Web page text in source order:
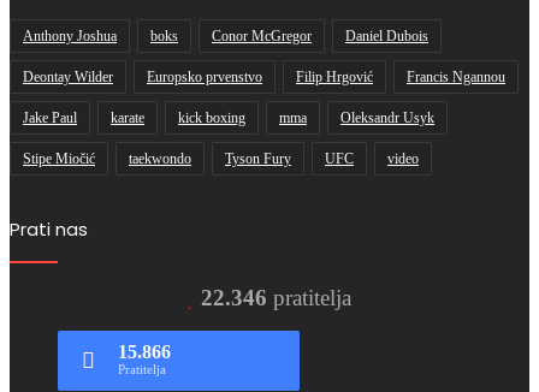
Anthony Joshua boks Conor McGregor Daniel Dubois
Deontay Wilder Europsko prvenstvo Filip Hrgović Francis Ngannou
Jake Paul karate kick boxing mma Oleksandr Usyk
Stipe Miočić taekwondo Tyson Fury UFC video
Prati nas
22.346 pratitelja
15.866
Pratitelja